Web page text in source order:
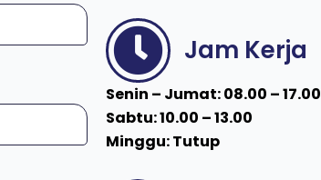
Jam Kerja
Senin – Jumat: 08.00 – 17.00
Sabtu: 10.00 – 13.00
Minggu: Tutup